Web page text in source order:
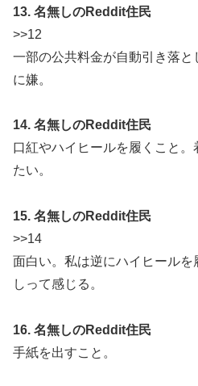
13. 名無しのReddit住民
>>12
一部の公共料金が自動引き落
に嫌。
14. 名無しのReddit住民
口紅やハイヒールを履くこと
たい。
15. 名無しのReddit住民
>>14
面白い。私は逆にハイヒールを
しって感じる。
16. 名無しのReddit住民
手紙を出すこと。